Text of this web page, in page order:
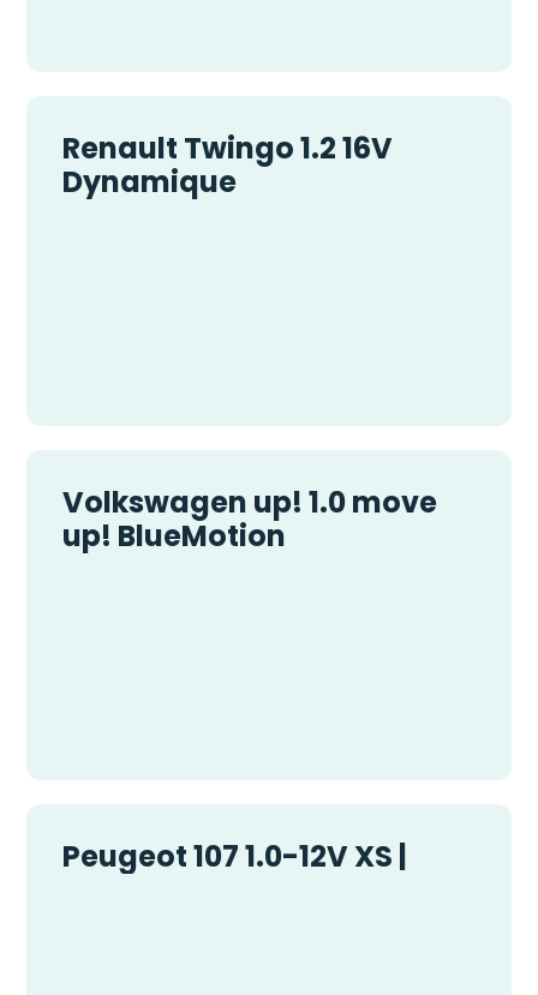
Renault Twingo 1.2 16V
Dynamique
Volkswagen up! 1.0 move
up! BlueMotion
Peugeot 107 1.0-12V XS |